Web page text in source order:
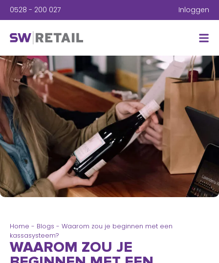
0528 - 200 027 Inloggen
Home - Blogs - Waarom zou je beginnen met een
kassasysteem?
WAAROM ZOU JE